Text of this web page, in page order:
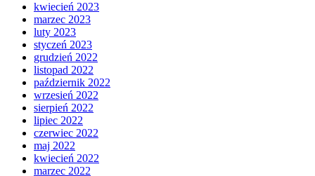
kwiecień 2023
marzec 2023
luty 2023
styczeń 2023
grudzień 2022
listopad 2022
październik 2022
wrzesień 2022
sierpień 2022
lipiec 2022
czerwiec 2022
maj 2022
kwiecień 2022
marzec 2022